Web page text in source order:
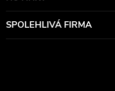
SPOLEHLIVÁ FIRMA